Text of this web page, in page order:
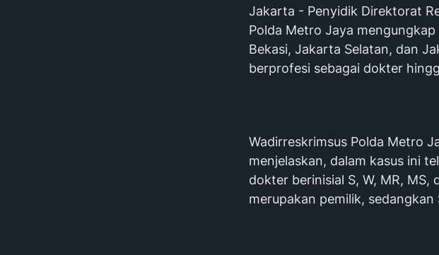
Jakarta - Penyidik Direktorat
Polda Metro Jaya
Bekasi, Jakarta Selatan, dan
berprofesi sebagai dokter
Wadirreskrimsus Polda Metro
menjelaskan, dalam kasus ini
dokter berinisial S, W, MR, MS,
merupakan pemilik,